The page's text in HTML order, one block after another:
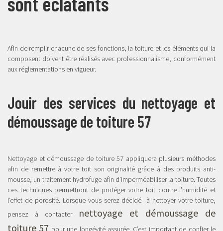
Afin de remplir chacune de ses fonctions, la toiture et les éléments qui la
composent doivent être réalisés avec professionnalisme, conformément
aux réglementations en vigueur.
Jouir des services du nettoyage et
démoussage de toiture 57
Nettoyage et démoussage de toiture 57 appliquera plusieurs méthodes
afin de remettre à votre toit son originalité grâce à des produits anti-
mousse, un traitement hydrofuge afin d’imperméabiliser la toiture. Toutes
ces techniques permettront de protéger votre toit contre l’humidité et
l’effet de porosité. Lorsque vous serez décidé à nettoyer votre toiture,
pensez à contacter
nettoyage et démoussage de
toiture 57 pour une longévité assurée. C’est important de confier le